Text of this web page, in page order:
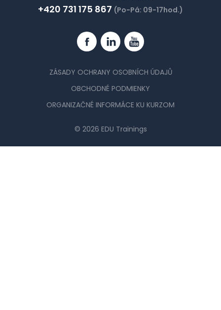
+420 731 175 867 (Po-Pá: 09-17hod.)
FacebookLinkedinYouTube
ZÁSADY OCHRANY OSOBNÍCH ÚDAJŮ
OBCHODNÉ PODMIENKY
ORGANIZAČNÉ INFORMÁCE KU KURZOM
© 2026 EDU Trainings